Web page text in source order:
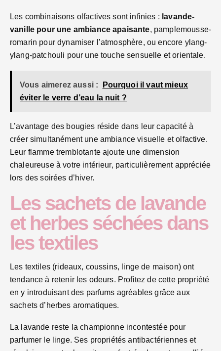
Les combinaisons olfactives sont infinies : lavande-
vanille pour une ambiance apaisante, pamplemousse-
romarin pour dynamiser l’atmosphère, ou encore ylang-
ylang-patchouli pour une touche sensuelle et orientale.
Vous aimerez aussi :
Pourquoi il vaut mieux
éviter le verre d’eau la nuit ?
L’avantage des bougies réside dans leur capacité à
créer simultanément une ambiance visuelle et olfactive.
Leur flamme tremblotante ajoute une dimension
chaleureuse à votre intérieur, particulièrement appréciée
lors des soirées d’hiver.
Les sachets de lavande
et herbes séchées dans
les textiles
Les textiles (rideaux, coussins, linge de maison) ont
tendance à retenir les odeurs. Profitez de cette propriété
en y introduisant des parfums agréables grâce aux
sachets d’herbes aromatiques.
La lavande reste la championne incontestée pour
parfumer le linge. Ses propriétés antibactériennes et